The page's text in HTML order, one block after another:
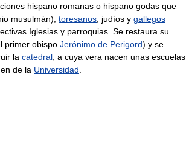
hispano romanas o hispano godas que
musulmán), toresanos , judíos y gallegos
Iglesias y parroquias. Se restaura su
primer obispo Jerónimo de Perigord) y se
la catedral , a cuya vera nacen unas escuelas
de la Universidad